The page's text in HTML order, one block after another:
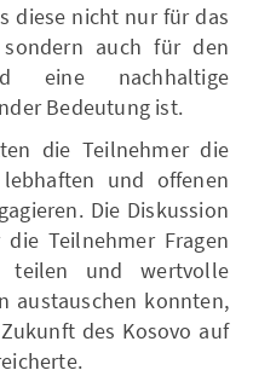
diese nicht nur für das
sondern auch für den
eine nachhaltige
Bedeutung ist.
die Teilnehmer die
und offenen
Die Diskussion
Teilnehmer Fragen
teilen und wertvolle
austauschen konnten,
des Kosovo auf